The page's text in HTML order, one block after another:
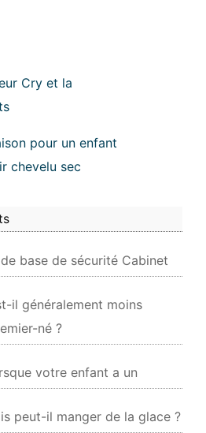
Cry et la
pour un enfant
chevelu sec
base de sécurité Cabinet
il généralement moins
né ?
votre enfant a un
peut-il manger de la glace ?